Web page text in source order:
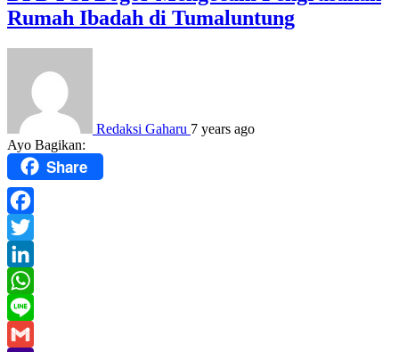
Rumah Ibadah di Tumaluntung
Redaksi Gaharu 7 years ago
Ayo Bagikan:
Share
Facebook
Twitter
LinkedIn
WhatsApp
Line